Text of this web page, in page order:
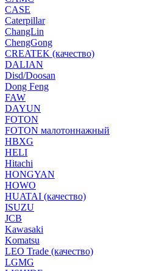
CASE
Caterpillar
ChangLin
ChengGong
CREATEK (качество)
DALIAN
Disd/Doosan
Dong Feng
FAW
DAYUN
FOTON
FOTON малотоннажный
HBXG
HELI
Hitachi
HONGYAN
HOWO
HUATAI (качество)
ISUZU
JCB
Kawasaki
Komatsu
LEO Trade (качество)
LGMG